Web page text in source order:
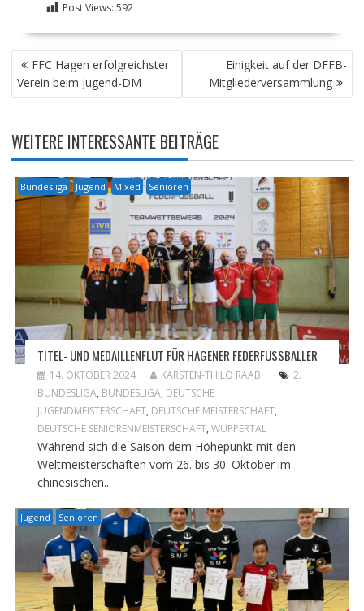
Post Views: 592
BEITRAGSNAVIGATION
FFC Hagen erfolgreichster
Verein beim Jugend-DM
Einigkeit auf der DFFB-
Mitgliederversammlung
WEITERE INTERESSANTE BEITRÄGE
Bundesliga Jugend Mixed Senioren
TITEL- UND MEDAILLENFLUT FÜR HAGENER FEDERFUSSBALLER
14. OKTOBER 2024 KARSTEN-THILO RAAB
2.
BUNDESLIGA, BUNDESLIGA, DEUTSCHE
JUGENDMEISTERSCHAFT, DEUTSCHE MEISTERSCHAFT,
DEUTSCHE SENIORENMEISTERSCHAFT, WUPPERTAL
Während sich die Saison dem Höhepunkt mit den
Weltmeisterschaften vom 26. bis 30. Oktober im
chinesischen...
Jugend Senioren